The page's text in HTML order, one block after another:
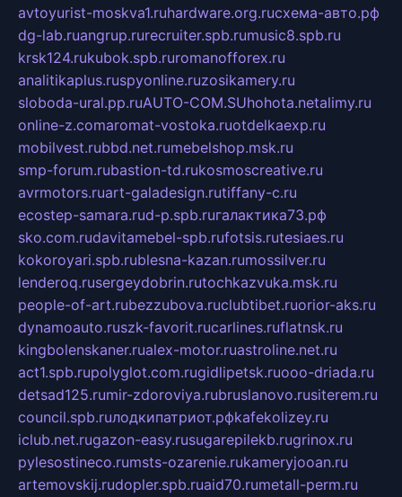
avtoyurist-moskva1.ruhardware.org.ruсхема-авто.рф
dg-lab.ruangrup.rurecruiter.spb.rumusic8.spb.ru
krsk124.rukubok.spb.ruromanofforex.ru
analitikaplus.ruspyonline.ruzosikamery.ru
sloboda-ural.pp.ruAUTO-COM.SUhohota.netalimy.ru
online-z.comaromat-vostoka.ruotdelkaexp.ru
mobilvest.rubbd.net.rumebelshop.msk.ru
smp-forum.rubastion-td.rukosmoscreative.ru
avrmotors.ruart-galadesign.rutiffany-c.ru
ecostep-samara.rud-p.spb.ruгалактика73.рф
sko.com.rudavitamebel-spb.rufotsis.rutesiaes.ru
kokoroyari.spb.rublesna-kazan.rumossilver.ru
lenderoq.rusergeydobrin.rutochkazvuka.msk.ru
people-of-art.rubezzubova.ruclubtibet.ruorior-aks.ru
dynamoauto.ruszk-favorit.rucarlines.ruflatnsk.ru
kingbolenskaner.rualex-motor.ruastroline.net.ru
act1.spb.rupolyglot.com.rugidlipetsk.ruooo-driada.ru
detsad125.rumir-zdoroviya.rubruslanovo.rusiterem.ru
council.spb.ruлодкипатриот.рфkafekolizey.ru
iclub.net.rugazon-easy.rusugarepilekb.rugrinox.ru
pylesostineco.rumsts-ozarenie.rukameryjooan.ru
artemovskij.rudopler.spb.ruaid70.rumetall-perm.ru